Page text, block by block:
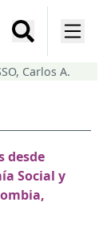
Carlos A.
desde
Social y